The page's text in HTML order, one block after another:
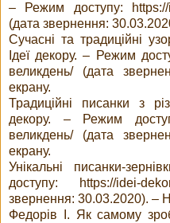
– Режим доступу: https://
(дата звернення:
Сучасні та традиційні
Ідеї декору. – Режим
великдень/ (дата
екрану.
Традиційні писанки з
декору. – Режим
великдень/ (дата
екрану.
Унікальні писанки-
доступу: https://idei-
звернення: 30.03.2020). –
Федорів І. Як самому